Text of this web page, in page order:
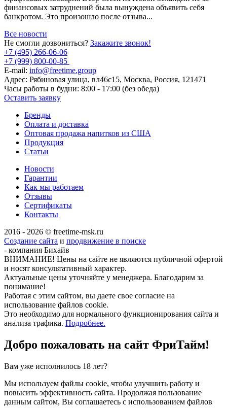
финансовых затруднений была вынуждена объявить себя
банкротом. Это произошло после отзыва...
Все новости
Не смогли дозвониться? Закажите звонок!
+7 (495) 266-06-06
+7 (999) 800-00-85
E-mail: info@freetime.group
Адрес: Рябиновая улица, вл46с15, Москва, Россия, 121471
Часы работы в будни: 8:00 - 17:00 (без обеда)
Оставить заявку
Бренды
Оплата и доставка
Оптовая продажа напитков из США
Продукция
Статьи
Новости
Гарантии
Как мы работаем
Отзывы
Сертификаты
Контакты
2016 - 2026 © freetime-msk.ru
Создание сайта и продвижение в поиске
- компания Бихайв
ВНИМАНИЕ! Цены на сайте не являются публичной офертой
и носят консультативный характер.
Актуальные цены уточняйте у менеджера. Благодарим за
понимание!
Работая с этим сайтом, вы даете свое согласие на
использование файлов cookie.
Это необходимо для нормального функционирования сайта и
анализа трафика. Подробнее.
Добро пожаловать на сайт ФриТайм!
Вам уже исполнилось 18 лет?
Мы используем файлы cookie, чтобы улучшить работу и
повысить эффективность сайта. Продолжая пользование
данным сайтом, Вы соглашаетесь с использованием файлов